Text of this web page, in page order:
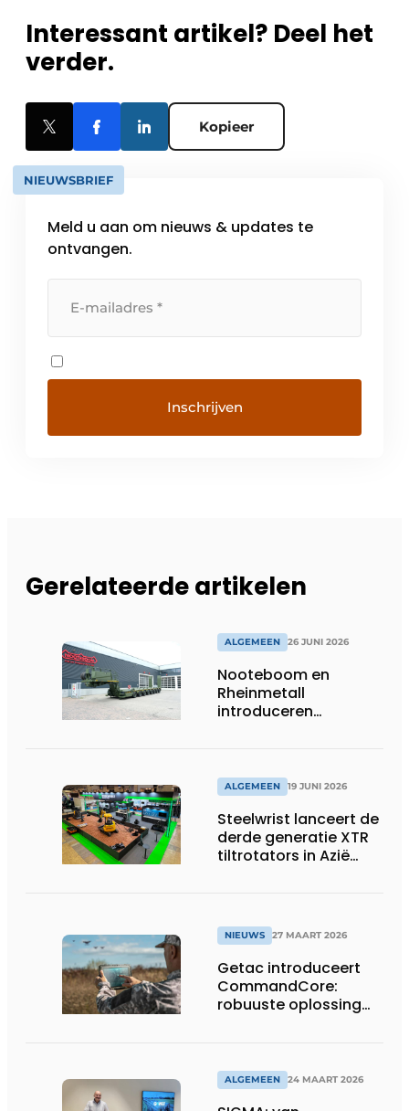
Interessant artikel? Deel het
verder.
Kopieer
NIEUWSBRIEF
Meld u aan om nieuws & updates te
ontvangen.
Gerelateerde artikelen
ALGEMEEN 26 JUNI 2026
Nooteboom en
Rheinmetall
introduceren
ALGEMEEN 19 JUNI 2026
Steelwrist lanceert de
derde generatie XTR
tiltrotators in Azië
NIEUWS 27 MAART 2026
Getac introduceert
CommandCore:
robuuste oplossing
ALGEMEEN 24 MAART 2026